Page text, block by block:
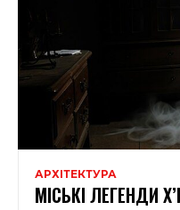
АРХІТЕКТУРА
МІСЬКІ ЛЕГЕНДИ